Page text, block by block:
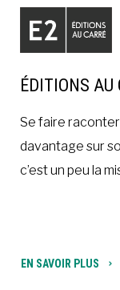
ÉDITIONS AU
Se faire
davantage sur
c’est un peu la
EN SAVOIR PLUS